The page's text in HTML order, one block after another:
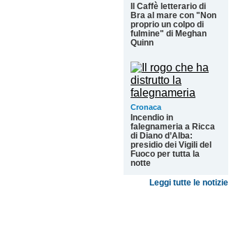
Il Caffè letterario di
Bra al mare con "Non
proprio un colpo di
fulmine" di Meghan
Quinn
Cronaca
Incendio in
falegnameria a Ricca
di Diano d’Alba:
presidio dei Vigili del
Fuoco per tutta la
notte
Leggi tutte le notizie